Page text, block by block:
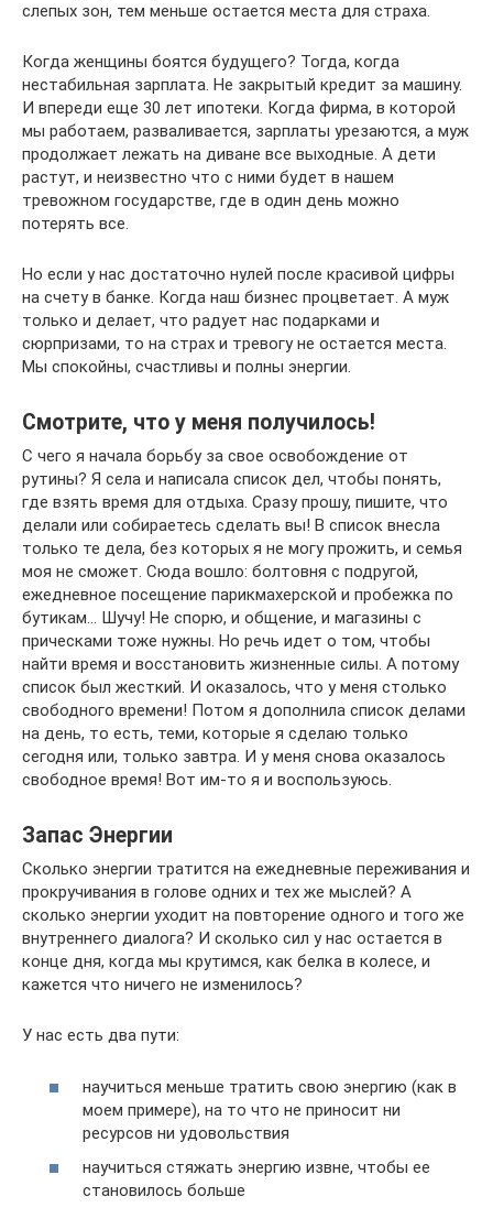
слепых зон, тем меньше остается места для страха.
Когда женщины боятся будущего? Тогда, когда
нестабильная зарплата. Не закрытый кредит за машину.
И впереди еще 30 лет ипотеки. Когда фирма, в которой
мы работаем, разваливается, зарплаты урезаются, а муж
продолжает лежать на диване все выходные. А дети
растут, и неизвестно что с ними будет в нашем
тревожном государстве, где в один день можно
потерять все.
Но если у нас достаточно нулей после красивой цифры
на счету в банке. Когда наш бизнес процветает. А муж
только и делает, что радует нас подарками и
сюрпризами, то на страх и тревогу не остается места.
Мы спокойны, счастливы и полны энергии.
Смотрите, что у меня получилось!
С чего я начала борьбу за свое освобождение от
рутины? Я села и написала список дел, чтобы понять,
где взять время для отдыха. Сразу прошу, пишите, что
делали или собираетесь сделать вы! В список внесла
только те дела, без которых я не могу прожить, и семья
моя не сможет. Сюда вошло: болтовня с подругой,
ежедневное посещение парикмахерской и пробежка по
бутикам… Шучу! Не спорю, и общение, и магазины с
прическами тоже нужны. Но речь идет о том, чтобы
найти время и восстановить жизненные силы. А потому
список был жесткий. И оказалось, что у меня столько
свободного времени! Потом я дополнила список делами
на день, то есть, теми, которые я сделаю только
сегодня или, только завтра. И у меня снова оказалось
свободное время! Вот им-то я и воспользуюсь.
Запас Энергии
Сколько энергии тратится на ежедневные переживания и
прокручивания в голове одних и тех же мыслей? А
сколько энергии уходит на повторение одного и того же
внутреннего диалога? И сколько сил у нас остается в
конце дня, когда мы крутимся, как белка в колесе, и
кажется что ничего не изменилось?
У нас есть два пути:
научиться меньше тратить свою энергию (как в
моем примере), на то что не приносит ни
ресурсов ни удовольствия
научиться стяжать энергию извне, чтобы ее
становилось больше